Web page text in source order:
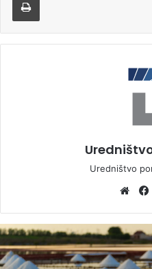
Uredništvo
We
te